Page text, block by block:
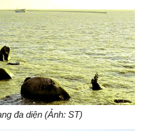
đa diện (Ảnh: ST)